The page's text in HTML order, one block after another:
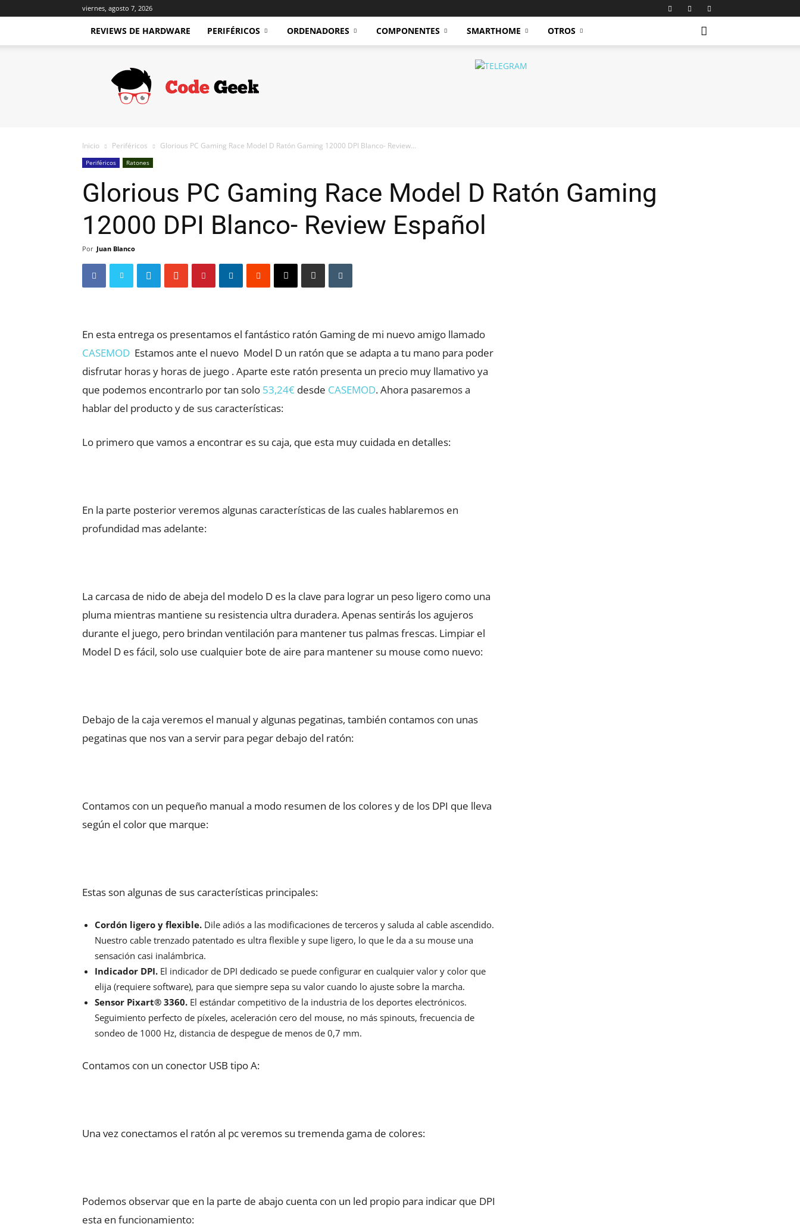
viernes, agosto 7, 2026
REVIEWS DE HARDWARE PERIFÉRICOS ORDENADORES COMPONENTES SMARTHOME OTROS
Code
Geek
Inicio Periféricos Glorious PC Gaming Race Model D Ratón Gaming 12000 DPI Blanco- Review...
Periféricos Ratones
Glorious PC Gaming Race Model D Ratón Gaming
12000 DPI Blanco- Review Español
Por Juan Blanco
En esta entrega os presentamos el fantástico ratón Gaming de mi nuevo amigo llamado
CASEMOD Estamos ante el nuevo Model D un ratón que se adapta a tu mano para poder
disfrutar horas y horas de juego . Aparte este ratón presenta un precio muy llamativo ya
que podemos encontrarlo por tan solo 53,24€ desde CASEMOD. Ahora pasaremos a
hablar del producto y de sus características:
Lo primero que vamos a encontrar es su caja, que esta muy cuidada en detalles:
En la parte posterior veremos algunas características de las cuales hablaremos en
profundidad mas adelante:
La carcasa de nido de abeja del modelo D es la clave para lograr un peso ligero como una
pluma mientras mantiene su resistencia ultra duradera. Apenas sentirás los agujeros
durante el juego, pero brindan ventilación para mantener tus palmas frescas. Limpiar el
Model D es fácil, solo use cualquier bote de aire para mantener su mouse como nuevo:
Debajo de la caja veremos el manual y algunas pegatinas, también contamos con unas
pegatinas que nos van a servir para pegar debajo del ratón:
Contamos con un pequeño manual a modo resumen de los colores y de los DPI que lleva
según el color que marque:
Estas son algunas de sus características principales:
Cordón ligero y flexible. Dile adiós a las modificaciones de terceros y saluda al cable ascendido.
Nuestro cable trenzado patentado es ultra flexible y supe ligero, lo que le da a su mouse una
sensación casi inalámbrica.
Indicador DPI. El indicador de DPI dedicado se puede configurar en cualquier valor y color que
elija (requiere software), para que siempre sepa su valor cuando lo ajuste sobre la marcha.
Sensor Pixart® 3360. El estándar competitivo de la industria de los deportes electrónicos.
Seguimiento perfecto de píxeles, aceleración cero del mouse, no más spinouts, frecuencia de
sondeo de 1000 Hz, distancia de despegue de menos de 0,7 mm.
Contamos con un conector USB tipo A:
Una vez conectamos el ratón al pc veremos su tremenda gama de colores:
Podemos observar que en la parte de abajo cuenta con un led propio para indicar que DPI
esta en funcionamiento: